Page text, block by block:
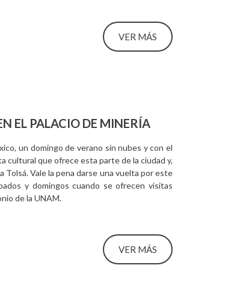
VER MÁS
EL PALACIO DE MINERÍA
un domingo de verano sin nubes y con el
cultural que ofrece esta parte de la ciudad y,
Tolsá. Vale la pena darse una vuelta por este
y domingos cuando se ofrecen visitas
de la UNAM.
VER MÁS